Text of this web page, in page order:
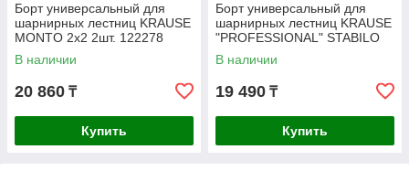
Борт универсальный для
шарнирных лестниц KRAUSE
MONTO 2х2 2шт. 122278
В наличии
20 860 ₸
Купить
Борт универсальный для
шарнирных лестниц KRAUSE
"PROFESSIONAL" STABILO
4х3 2шт. 122261
В наличии
19 490 ₸
Купить